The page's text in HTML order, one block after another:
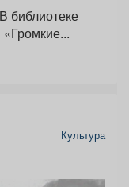
Культура